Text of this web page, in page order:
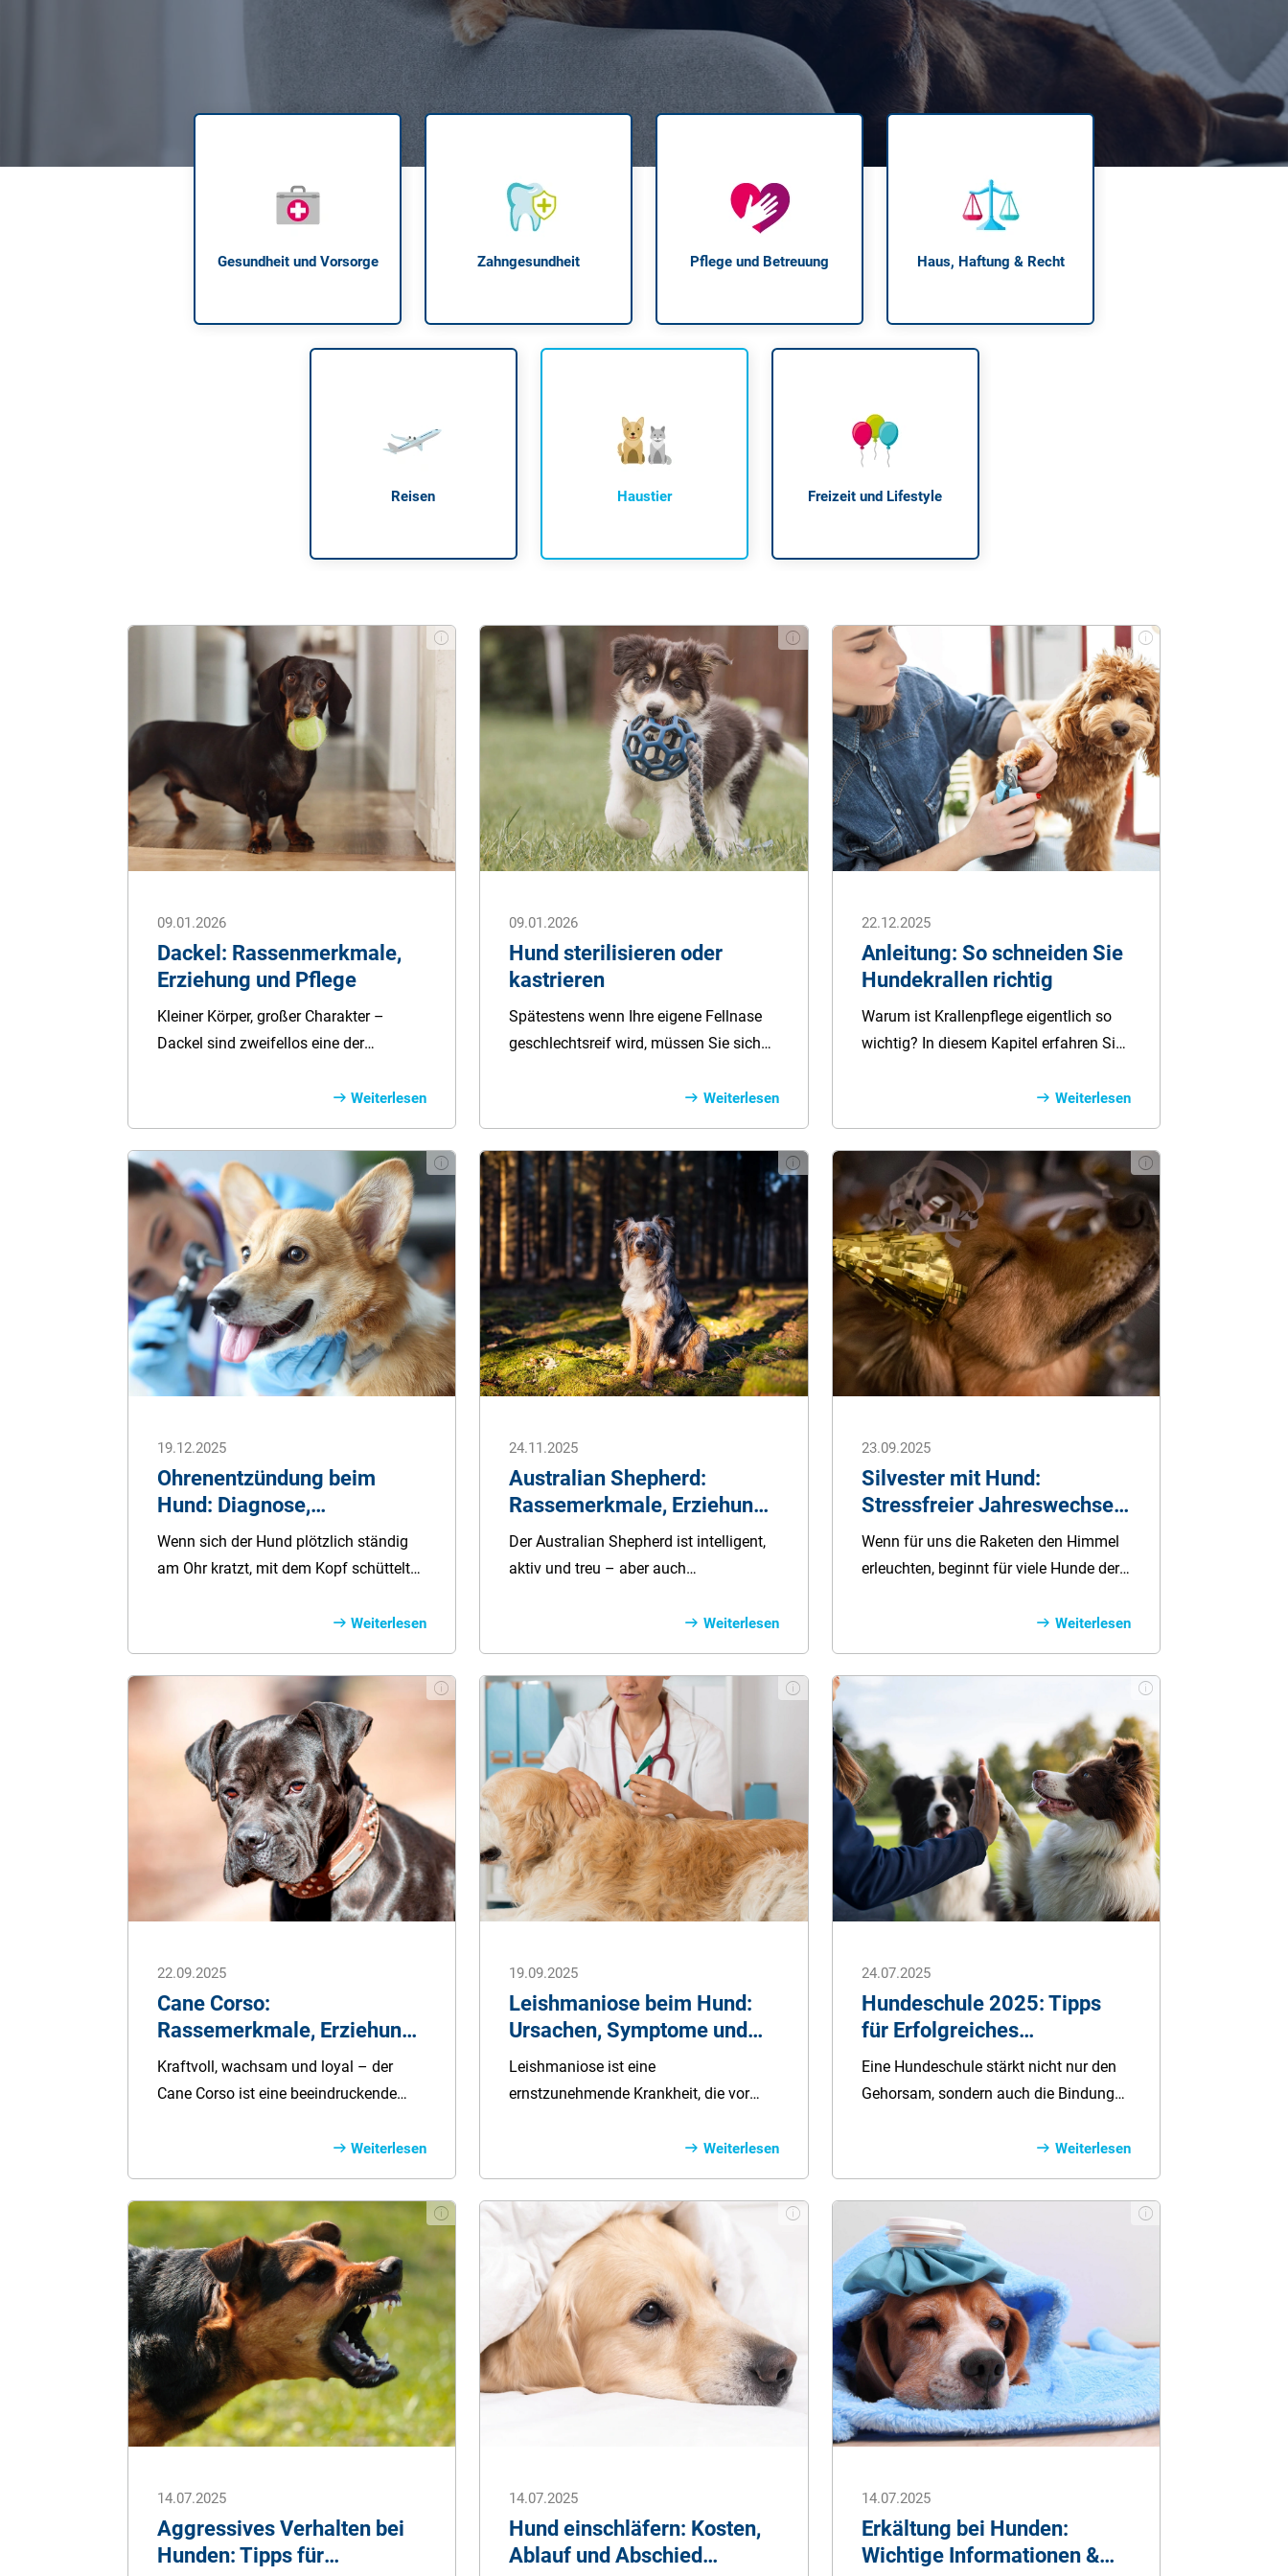
Zahnzusatzversicherung für Kinder
Rasseportrait des Dackels
Tierarztkosten für Hunde 2025
Listenhunde in Deutschland
Krank im Urlaub
Reiseapotheke
Urlaub mit Kindern
Das neue Elterngeld
Das Zuhause absichern
Kurzschluss und Überspannung
Rauchmelder können Leben retten
Gesundheit und Vorsorge Zahngesundheit Pflege und Betreuung Haus, Haftung & Recht
Reisen Haustier Freizeit und Lifestyle
09.01.2026
Dackel: Rassenmerkmale,
Erziehung und Pflege
Kleiner Körper, großer Charakter –
Dackel sind zweifellos eine der
Ihr charmantes Aussehen und ihr
unerschütterlicher Mut haben die
Herzen von Hundeliebhabern auf der
ganzen Welt erobert. Doch Dackel sind
weit mehr als nur süße Gesichter mit
kurzen Beinchen. In diesem Ratgeber
erfahren Sie alles Wichtige rund um die
kleine Hunderasse.
Weiterlesen
09.01.2026
Hund sterilisieren oder
kastrieren
Spätestens wenn Ihre eigene Fellnase
geschlechtsreif wird, müssen Sie sich
Sterilisation auseinandersetzen. Da es
zahlreiche unterschiedliche Meinungen
und Empfehlungen zu diesem Thema
gibt, sind Hundebesitzer oft mit der
Entscheidung überfordert. In diesem
Ratgeber geben wir Ihnen wichtige
Informationen zur Kastration und
Sterilisation beim Hund an die Hand,
um Ihnen bei der Entscheidungsfindung
zu helfen.
Weiterlesen
22.12.2025
Anleitung: So schneiden Sie
Hundekrallen richtig
Warum ist Krallenpflege eigentlich so
wichtig? In diesem Kapitel erfahren Sie,
deinen Hund haben können – und
warum regelmäßiges Kürzen mehr ist
als nur Kosmetik. Ungepflegte Krallen
können Schmerzen verursachen, die
Beweglichkeit einschränken und
langfristig sogar zu Fehlstellungen
führen. Wer frühzeitig auf die richtige
Pflege achtet, schützt die Gesundheit
und das Wohlbefinden seines Hundes
nachhaltig.
Weiterlesen
19.12.2025
Ohrenentzündung beim
Hund: Diagnose,
Vorbeugung & Behandlung
Wenn sich der Hund plötzlich ständig
am Ohr kratzt, mit dem Kopf schüttelt
kann das ein deutliches Warnsignal
sein: Eine Ohrenentzündung ist nicht
nur unangenehm, sondern oft auch
schmerzhaft – und sie kommt bei
Hunden leider häufiger vor, als man
denkt. Doch woran erkennt man sie
genau? Und wann sollte man unbedingt
den Tierarzt aufsuchen?
Weiterlesen
24.11.2025
Australian Shepherd:
Rassemerkmale, Erziehung
und Pflege
Der Australian Shepherd ist intelligent,
aktiv und treu – aber auch
Erziehung. In unserem Ratgeber
erfahren Sie alles, was Sie über diese
besondere Hunderasse wissen sollten:
von Geschichte und Charakter über
Erziehungstipps, passende Aktivitäten
und Ernährung bis hin zu typischen
Krankheiten und Kosten. So sind Sie
bestens vorbereitet, wenn ein Aussie Ihr
Leben bereichern soll.
Weiterlesen
23.09.2025
Silvester mit Hund:
Stressfreier Jahreswechsel
2025
Wenn für uns die Raketen den Himmel
erleuchten, beginnt für viele Hunde der
stressfreies Silvester ermöglichen,
erfahren Sie in unserem Ratgeber – mit
praktischen Tipps, ruhigen Reisezielen
Weiterlesen
22.09.2025
Cane Corso:
Rassemerkmale, Erziehung
und Pflege
Kraftvoll, wachsam und loyal – der
Cane Corso ist eine beeindruckende
In unserem Ratgeber erfahren Sie alles
über Charakter, Haltung, Erziehung und
worauf es bei diesem besonderen
Vierbeiner wirklich ankommt.
Weiterlesen
19.09.2025
Leishmaniose beim Hund:
Ursachen, Symptome und
Behandlung
Leishmaniose ist eine
ernstzunehmende Krankheit, die vor
Mittelmeerraum leben oder dorthin
mitreisen. Doch was genau steckt hinter
der Diagnose? Wie erkennt man erste
Anzeichen, welche
Behandlungsmöglichkeiten gibt es –
und wie kann man vorbeugen? Hier
erfahren Sie alles Wichtige über
Symptome, Therapie, Ernährung und
Schutzmaßnahmen. Klar, verständlich
und mit vielen praktischen Tipps für
Weiterlesen
24.07.2025
Hundeschule 2025: Tipps
für Erfolgreiches
Hundetraining
Eine Hundeschule stärkt nicht nur den
Gehorsam, sondern auch die Bindung
Professionelles Training fördert
Sozialverhalten, vermittelt klare Regeln
und sorgt für mehr Sicherheit im Alltag.
Erfahren Sie, welche Angebote es gibt,
worauf Sie bei der Wahl achten sollten
– und warum sich Hundeschulen
lohnen.
Weiterlesen
14.07.2025
Aggressives Verhalten bei
Hunden: Tipps für
14.07.2025
Hund einschläfern: Kosten,
Ablauf und Abschied
14.07.2025
Erkältung bei Hunden:
Wichtige Informationen &